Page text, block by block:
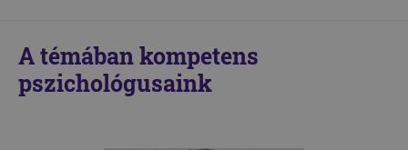
A témában kompetens
pszichológusaink